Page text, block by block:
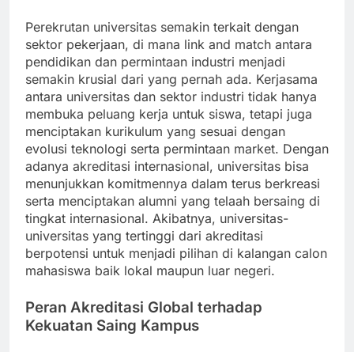
Perekrutan universitas semakin terkait dengan
sektor pekerjaan, di mana link and match antara
pendidikan dan permintaan industri menjadi
semakin krusial dari yang pernah ada. Kerjasama
antara universitas dan sektor industri tidak hanya
membuka peluang kerja untuk siswa, tetapi juga
menciptakan kurikulum yang sesuai dengan
evolusi teknologi serta permintaan market. Dengan
adanya akreditasi internasional, universitas bisa
menunjukkan komitmennya dalam terus berkreasi
serta menciptakan alumni yang telaah bersaing di
tingkat internasional. Akibatnya, universitas-
universitas yang tertinggi dari akreditasi
berpotensi untuk menjadi pilihan di kalangan calon
mahasiswa baik lokal maupun luar negeri.
Peran Akreditasi Global terhadap
Kekuatan Saing Kampus